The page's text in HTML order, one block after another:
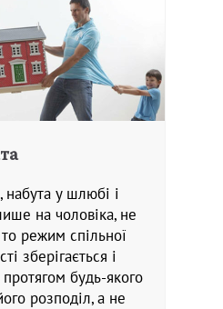
у шлюбі і
на чоловіка, не
режим спільної
зберігається і
будь-якого
розподіл, а не